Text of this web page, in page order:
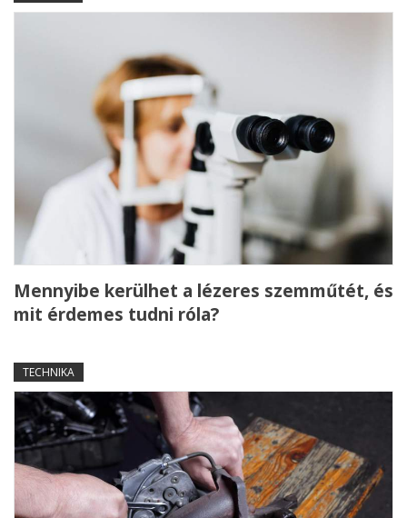
Mennyibe kerülhet a lézeres szemműtét, és
mit érdemes tudni róla?
TECHNIKA